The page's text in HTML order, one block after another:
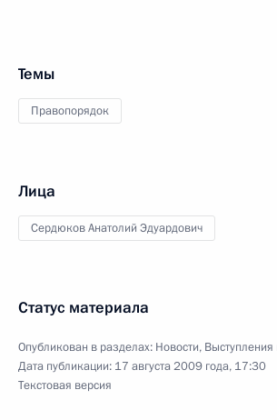
Темы
Правопорядок
Лица
Сердюков Анатолий Эдуардович
Статус материала
Опубликован в разделах: Новости,
Дата публикации: 17 августа 2009 года, 17:30
Текстовая версия